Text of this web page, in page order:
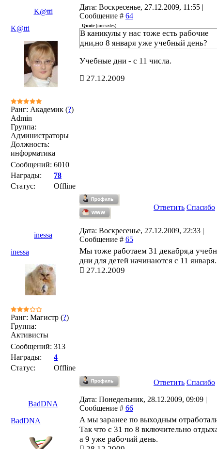
K@tti
Дата: Воскресенье, 27.12.2009, 11:55 |
Сообщение # 64
K@tti
Ранг: Академик (?)
Admin
Группа:
Администраторы
Должность:
информатика
Сообщений: 6010
Награды:
78
Статус:
Offline
Quote(mersedes)
В каникулы у нас тоже есть рабочие
дни,но 8 января уже учебный день?
Учебные дни - с 11 числа.
27.12.2009
Ответить Спасибо
inessa
Дата: Воскресенье, 27.12.2009, 22:33 |
Сообщение # 65
inessa
Ранг: Магистр (?)
Группа:
Активисты
Сообщений: 313
Награды:
4
Статус:
Offline
Мы тоже работаем 31 декабря,а
дни для детей начинаются с 11 января.
27.12.2009
Ответить Спасибо
BadDNA
Дата: Понедельник, 28.12.2009, 09:09 |
Сообщение # 66
BadDNA
А мы заранее по выходным
Так что с 31 по 8 включительно
а 9 уже рабочий день.